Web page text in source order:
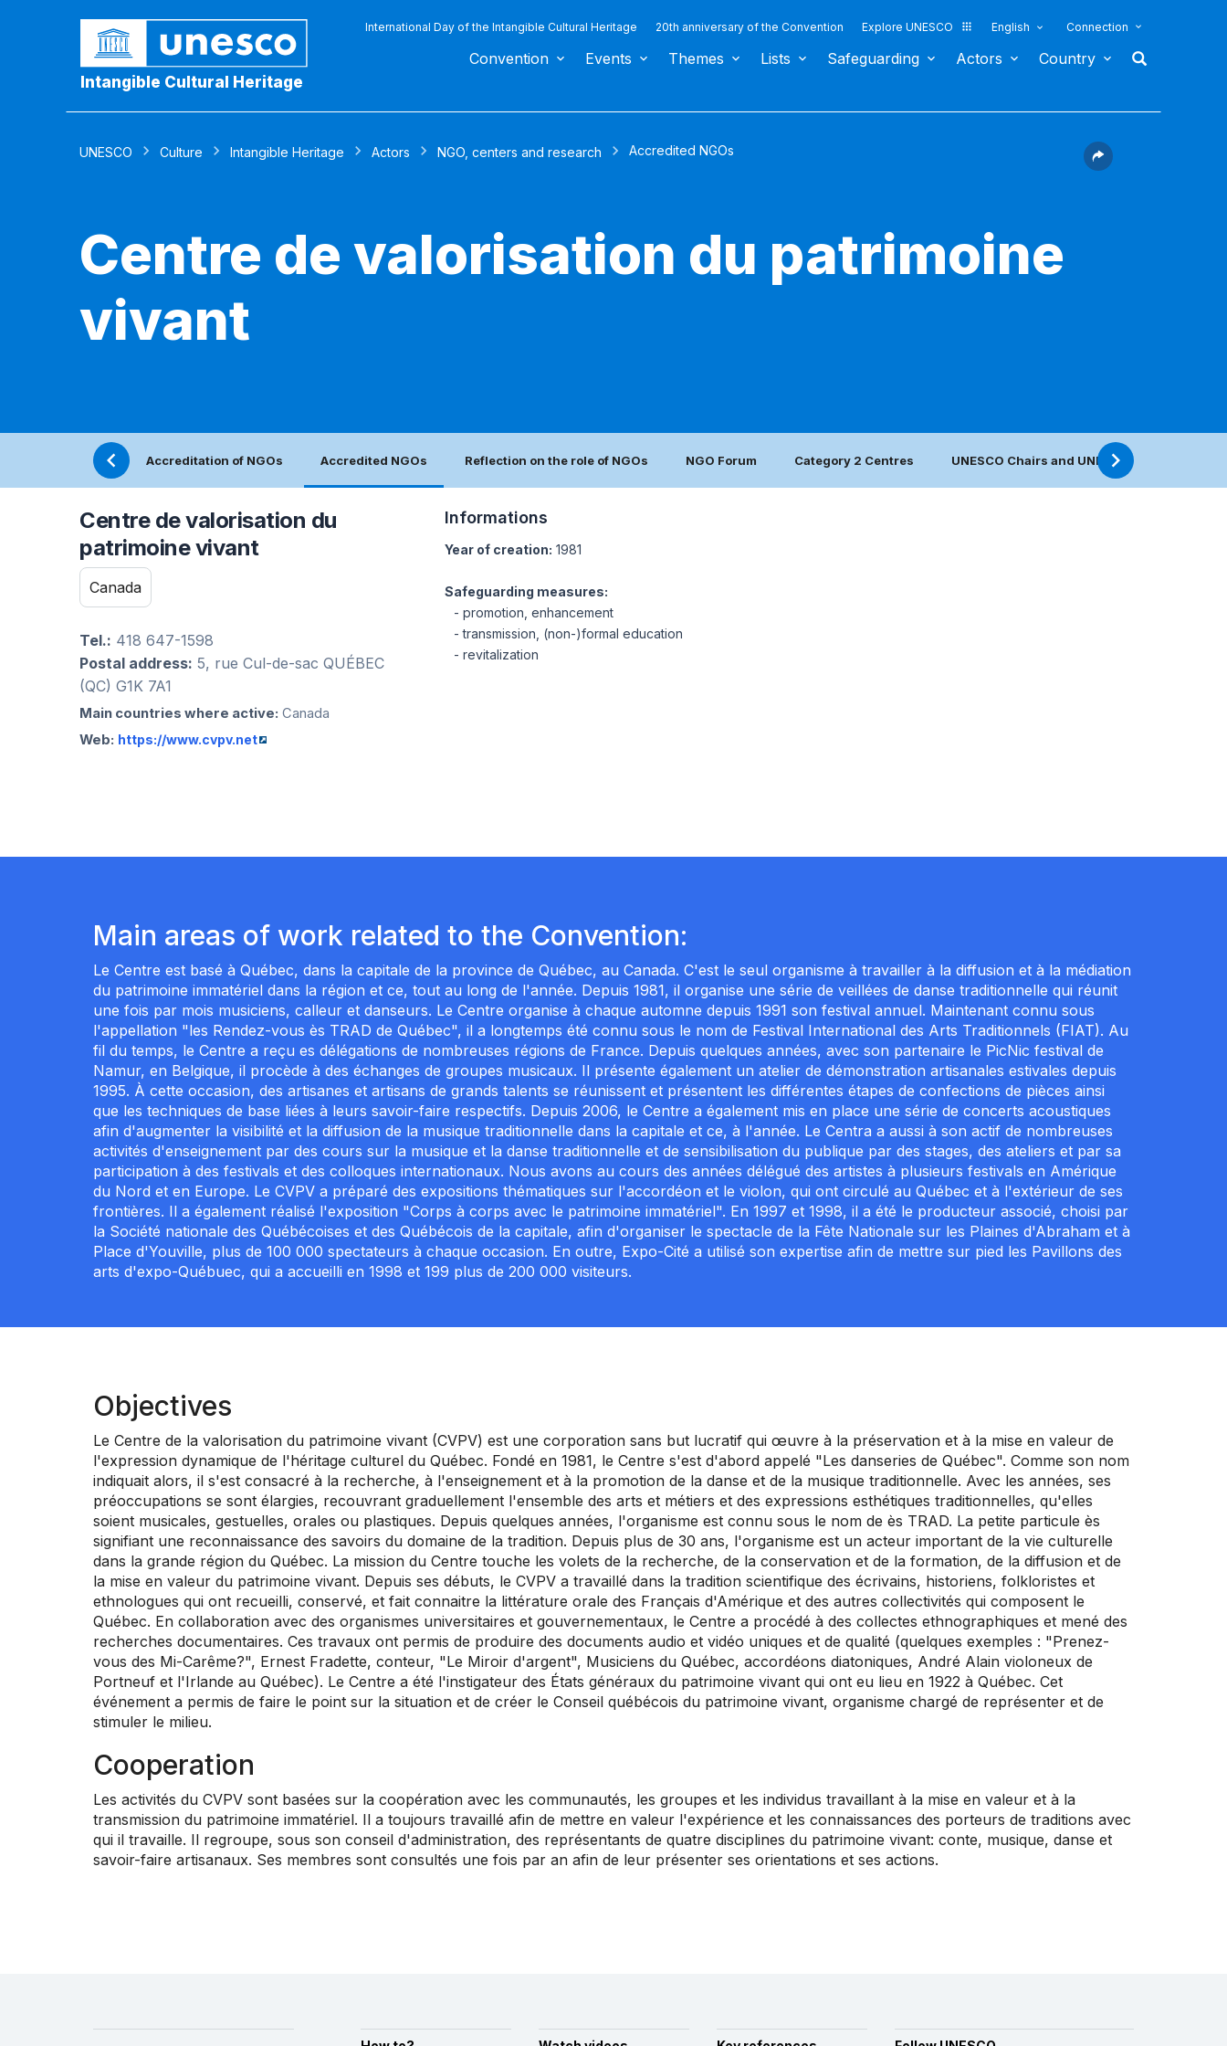
Intangible Cultural Heritage
International Day of the Intangible Cultural Heritage 20th anniversary of the Convention Explore UNESCO English Connection
Convention Events Themes Lists Safeguarding Actors Country
UNESCO Culture Intangible Heritage Actors NGO, centers and research Accredited NGOs
Centre de valorisation du patrimoine
vivant
Accreditation of NGOs Accredited NGOs Reflection on the role of NGOs NGO Forum Category 2 Centres UNESCO Chairs and UNITWIN Networks
Centre de valorisation du
patrimoine vivant
Canada
Tel.: 418 647-1598
Postal address: 5, rue Cul-de-sac QUÉBEC
(QC) G1K 7A1
Main countries where active: Canada
Web: https://www.cvpv.net
Informations
Year of creation: 1981
Safeguarding measures:
- promotion, enhancement
- transmission, (non-)formal education
- revitalization
Main areas of work related to the Convention:
Le Centre est basé à Québec, dans la capitale de la province de Québec, au Canada. C'est le seul organisme à travailler à la diffusion et à la médiation
du patrimoine immatériel dans la région et ce, tout au long de l'année. Depuis 1981, il organise une série de veillées de danse traditionnelle qui réunit
une fois par mois musiciens, calleur et danseurs. Le Centre organise à chaque automne depuis 1991 son festival annuel. Maintenant connu sous
l'appellation "les Rendez-vous ès TRAD de Québec", il a longtemps été connu sous le nom de Festival International des Arts Traditionnels (FIAT). Au
fil du temps, le Centre a reçu es délégations de nombreuses régions de France. Depuis quelques années, avec son partenaire le PicNic festival de
Namur, en Belgique, il procède à des échanges de groupes musicaux. Il présente également un atelier de démonstration artisanales estivales depuis
1995. À cette occasion, des artisanes et artisans de grands talents se réunissent et présentent les différentes étapes de confections de pièces ainsi
que les techniques de base liées à leurs savoir-faire respectifs. Depuis 2006, le Centre a également mis en place une série de concerts acoustiques
afin d'augmenter la visibilité et la diffusion de la musique traditionnelle dans la capitale et ce, à l'année. Le Centra a aussi à son actif de nombreuses
activités d'enseignement par des cours sur la musique et la danse traditionnelle et de sensibilisation du publique par des stages, des ateliers et par sa
participation à des festivals et des colloques internationaux. Nous avons au cours des années délégué des artistes à plusieurs festivals en Amérique
du Nord et en Europe. Le CVPV a préparé des expositions thématiques sur l'accordéon et le violon, qui ont circulé au Québec et à l'extérieur de ses
frontières. Il a également réalisé l'exposition "Corps à corps avec le patrimoine immatériel". En 1997 et 1998, il a été le producteur associé, choisi par
la Société nationale des Québécoises et des Québécois de la capitale, afin d'organiser le spectacle de la Fête Nationale sur les Plaines d'Abraham et à
Place d'Youville, plus de 100 000 spectateurs à chaque occasion. En outre, Expo-Cité a utilisé son expertise afin de mettre sur pied les Pavillons des
arts d'expo-Québuec, qui a accueilli en 1998 et 199 plus de 200 000 visiteurs.
Objectives
Le Centre de la valorisation du patrimoine vivant (CVPV) est une corporation sans but lucratif qui œuvre à la préservation et à la mise en valeur de
l'expression dynamique de l'héritage culturel du Québec. Fondé en 1981, le Centre s'est d'abord appelé "Les danseries de Québec". Comme son nom
indiquait alors, il s'est consacré à la recherche, à l'enseignement et à la promotion de la danse et de la musique traditionnelle. Avec les années, ses
préoccupations se sont élargies, recouvrant graduellement l'ensemble des arts et métiers et des expressions esthétiques traditionnelles, qu'elles
soient musicales, gestuelles, orales ou plastiques. Depuis quelques années, l'organisme est connu sous le nom de ès TRAD. La petite particule ès
signifiant une reconnaissance des savoirs du domaine de la tradition. Depuis plus de 30 ans, l'organisme est un acteur important de la vie culturelle
dans la grande région du Québec. La mission du Centre touche les volets de la recherche, de la conservation et de la formation, de la diffusion et de
la mise en valeur du patrimoine vivant. Depuis ses débuts, le CVPV a travaillé dans la tradition scientifique des écrivains, historiens, folkloristes et
ethnologues qui ont recueilli, conservé, et fait connaitre la littérature orale des Français d'Amérique et des autres collectivités qui composent le
Québec. En collaboration avec des organismes universitaires et gouvernementaux, le Centre a procédé à des collectes ethnographiques et mené des
recherches documentaires. Ces travaux ont permis de produire des documents audio et vidéo uniques et de qualité (quelques exemples : "Prenez-
vous des Mi-Carême?", Ernest Fradette, conteur, "Le Miroir d'argent", Musiciens du Québec, accordéons diatoniques, André Alain violoneux de
Portneuf et l'Irlande au Québec). Le Centre a été l'instigateur des États généraux du patrimoine vivant qui ont eu lieu en 1922 à Québec. Cet
événement a permis de faire le point sur la situation et de créer le Conseil québécois du patrimoine vivant, organisme chargé de représenter et de
stimuler le milieu.
Cooperation
Les activités du CVPV sont basées sur la coopération avec les communautés, les groupes et les individus travaillant à la mise en valeur et à la
transmission du patrimoine immatériel. Il a toujours travaillé afin de mettre en valeur l'expérience et les connaissances des porteurs de traditions avec
qui il travaille. Il regroupe, sous son conseil d'administration, des représentants de quatre disciplines du patrimoine vivant: conte, musique, danse et
savoir-faire artisanaux. Ses membres sont consultés une fois par an afin de leur présenter ses orientations et ses actions.